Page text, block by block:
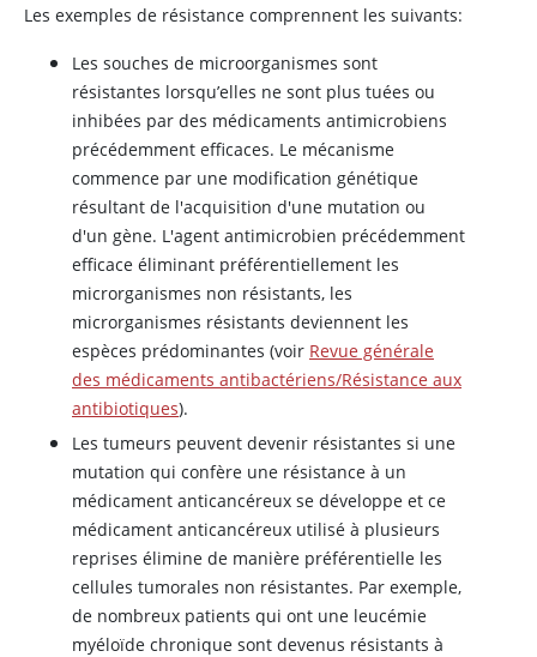
Les exemples de résistance comprennent les suivants:
Les souches de microorganismes sont
résistantes lorsqu’elles ne sont plus tuées ou
inhibées par des médicaments antimicrobiens
précédemment efficaces. Le mécanisme
commence par une modification génétique
résultant de l'acquisition d'une mutation ou
d'un gène. L'agent antimicrobien précédemment
efficace éliminant préférentiellement les
microrganismes non résistants, les
microrganismes résistants deviennent les
espèces prédominantes (voir Revue générale
des médicaments antibactériens/Résistance aux
antibiotiques).
Les tumeurs peuvent devenir résistantes si une
mutation qui confère une résistance à un
médicament anticancéreux se développe et ce
médicament anticancéreux utilisé à plusieurs
reprises élimine de manière préférentielle les
cellules tumorales non résistantes. Par exemple,
de nombreux patients qui ont une leucémie
myéloïde chronique sont devenus résistants à